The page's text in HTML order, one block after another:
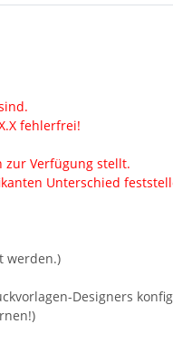
fehlerfrei!
zur Verfügung stellt.
Unterschied
werden.)
Designers